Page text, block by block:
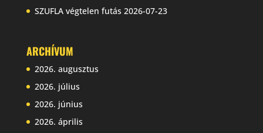
SZUFLA végtelen futás 2026-07-23
ARCHÍVUM
2026. augusztus
2026. július
2026. június
2026. április